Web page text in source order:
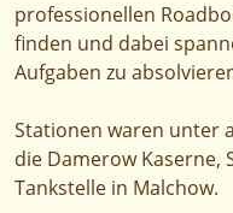
professionellen
finden und dabei
Aufgaben zu
Stationen waren unter
die Damerow Kaserne,
Tankstelle in Malchow.